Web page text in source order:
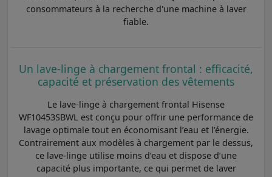
consommateurs à la recherche d'une machine à laver
fiable.
Un lave-linge à chargement frontal : efficacité,
capacité et préservation des vêtements
Le lave-linge à chargement frontal Hisense
WF10453SBWL est conçu pour offrir une performance de
lavage optimale tout en économisant l’eau et l’énergie.
Contrairement aux modèles à chargement par le dessus,
ce lave-linge utilise moins d’eau et dispose d’une
capacité plus importante, ce qui permet de laver